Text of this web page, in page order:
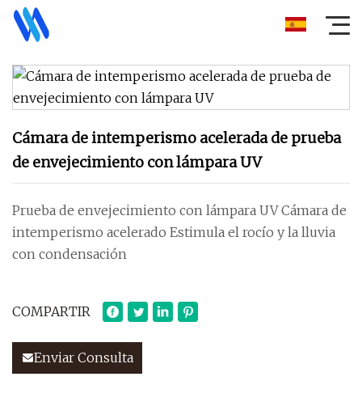
Cámara de intemperismo acelerada de prueba
de envejecimiento con lámpara UV
Prueba de envejecimiento con lámpara UV Cámara de
intemperismo acelerado Estimula el rocío y la lluvia
con condensación
COMPARTIR
Enviar Consulta